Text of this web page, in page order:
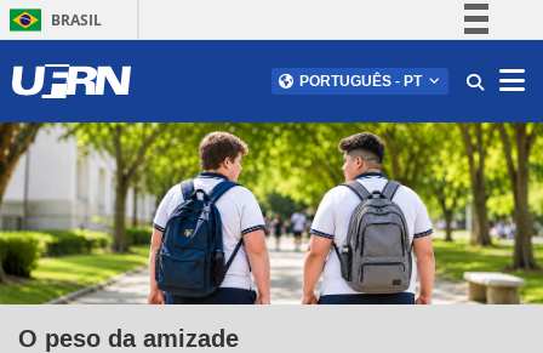
BRASIL
Comunica BR
Participe
Acesso à informação
Legislação
Canais
PORTUGUÊS - PT
Área de destaque do portal
O peso da amizade